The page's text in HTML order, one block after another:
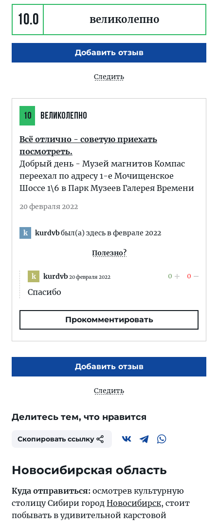
10.0 великолепно
Добавить отзыв
Следить
10 ВЕЛИКОЛЕПНО
Всё отлично - советую приехать
посмотреть.
Добрый день - Музей магнитов Компас
переехал по адресу 1-е Мочищенское
Шоссе 1\6 в Парк Музеев Галерея Времени
20 февраля 2022
k kurdvbбыл(а) здесь в феврале 2022
Полезно?
k kurdvb 20 февраля 2022 0 0
Спасибо
Прокомментировать
Добавить отзыв
Следить
Делитесь тем, что нравится
Скопировать ссылку
Новосибирская область
Куда отправиться: осмотрев культурную
столицу Сибири город Новосибирск, стоит
побывать в удивительной карстовой